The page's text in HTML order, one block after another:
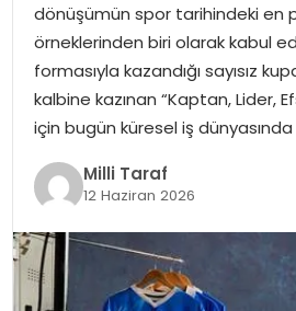
dönüşümün spor tarihindeki en
örneklerinden biri olarak kabul
formasıyla kazandığı sayısız
kalbine kazınan “Kaptan, Lider,
için bugün küresel iş dünyasında
Milli Taraf
12 Haziran 2026